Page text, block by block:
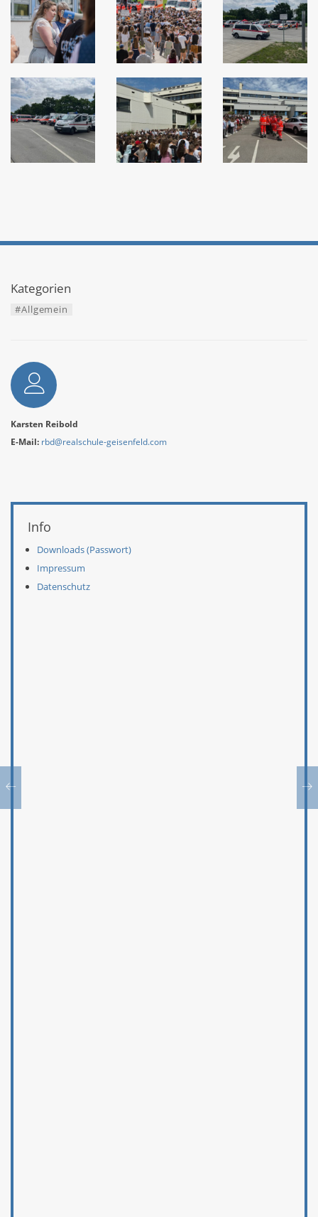
Kategorien
#Allgemein
Autor
Karsten Reibold
E-Mail: rbd@realschule-geisenfeld.com
Info
Downloads (Passwort)
Impressum
Datenschutz